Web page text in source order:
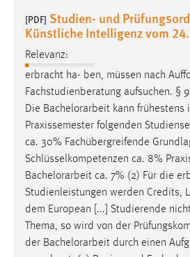
[PDF] Studien- und
Künstliche Intelligenz vom
Relevanz:
erbracht ha- ben, müssen nach
Fachstudienberatung aufsuchen. § 9
Die Bachelorarbeit kann frühestens
Praxissemester folgenden
ca. 30% Fachübergreifende
Schlüsselkompetenzen ca. 8%
Bachelorarbeit ca. 7% (2) Für die
Studienleistungen werden Credits,
dem European [...] Studierende
Thema, so wird von der
der Bachelorarbeit durch einen